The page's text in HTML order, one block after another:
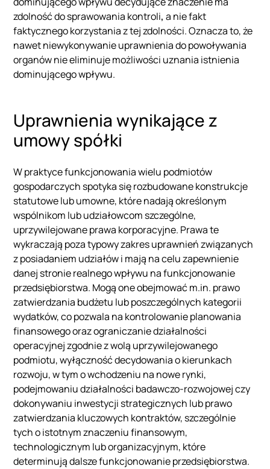
zdolność do sprawowania kontroli, a nie fakt
faktycznego korzystania z tej zdolności. Oznacza to, że
nawet niewykonywanie uprawnienia do powoływania
organów nie eliminuje możliwości uznania istnienia
dominującego wpływu.
Uprawnienia wynikające z
umowy spółki
W praktyce funkcjonowania wielu podmiotów
gospodarczych spotyka się rozbudowane konstrukcje
statutowe lub umowne, które nadają określonym
wspólnikom lub udziałowcom szczególne,
uprzywilejowane prawa korporacyjne. Prawa te
wykraczają poza typowy zakres uprawnień związanych
z posiadaniem udziałów i mają na celu zapewnienie
danej stronie realnego wpływu na funkcjonowanie
przedsiębiorstwa. Mogą one obejmować m.in. prawo
zatwierdzania budżetu lub poszczególnych kategorii
wydatków, co pozwala na kontrolowanie planowania
finansowego oraz ograniczanie działalności
operacyjnej zgodnie z wolą uprzywilejowanego
podmiotu, wyłączność decydowania o kierunkach
rozwoju, w tym o wchodzeniu na nowe rynki,
podejmowaniu działalności badawczo-rozwojowej czy
dokonywaniu inwestycji strategicznych lub prawo
zatwierdzania kluczowych kontraktów, szczególnie
tych o istotnym znaczeniu finansowym,
technologicznym lub organizacyjnym, które
determinują dalsze funkcjonowanie przedsiębiorstwa.